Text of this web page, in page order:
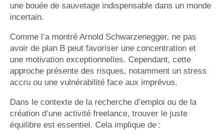
une bouée de sauvetage indispensable dans un monde
incertain.
Comme l’a montré Arnold Schwarzenegger, ne pas
avoir de plan B peut favoriser une concentration et
une motivation exceptionnelles. Cependant, cette
approche présente des risques, notamment un stress
accru ou une vulnérabilité face aux imprévus.
Dans le contexte de la recherche d’emploi ou de la
création d’une activité freelance, trouver le juste
équilibre est essentiel. Cela implique de :